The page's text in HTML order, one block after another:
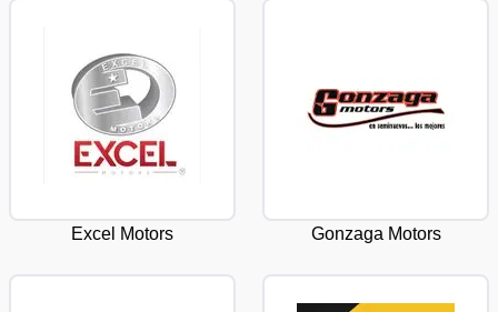
Excel Motors Gonzaga Motors